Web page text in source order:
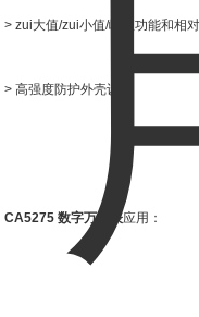
> zui大值/zui小值/峰值功能和相
> 高强度防护外壳设计
CA5275 数字万用表应用：